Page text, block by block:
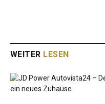
WEITER LESEN